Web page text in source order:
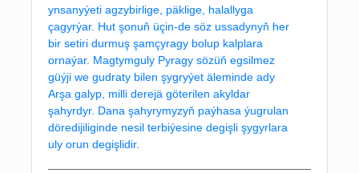
ynsanyýeti agzybirlige, päklige, halallyga
çagyrýar. Hut şonuň üçin-de söz ussadynyň her
bir setiri durmuş şamçyragy bolup kalplara
ornaýar. Magtymguly Pyragy sözüň egsilmez
güýji we gudraty bilen şygryýet äleminde ady
Arşa galyp, milli derejä göterilen akyldar
şahyrdyr. Dana şahyrymyzyň paýhasa ýugrulan
döredijiliginde nesil terbiýesine degişli şygyrlara
uly orun degişlidir.